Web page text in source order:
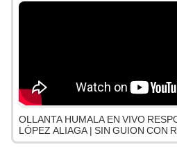
OLLANTA HUMALA EN VIVO
LÓPEZ ALIAGA | SIN GUION CON